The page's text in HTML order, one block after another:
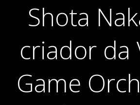
Shota
criador da
Game